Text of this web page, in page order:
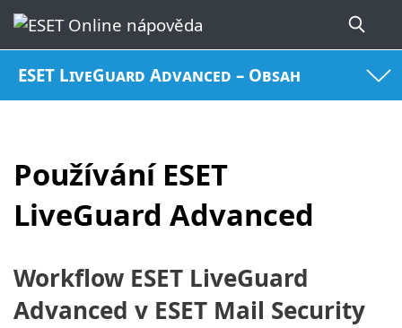
ESET LiveGuard Advanced – Obsah
Používání ESET
LiveGuard Advanced
Workflow ESET LiveGuard
Advanced v ESET Mail Security